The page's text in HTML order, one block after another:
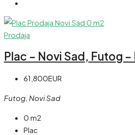
Prodaja
Plac – Novi Sad, Futog –
61,800EUR
Futog, Novi Sad
0 m2
Plac